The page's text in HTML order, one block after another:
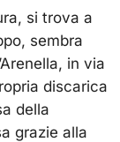
si trova a
sembra
in via
discarica
della
grazie alla